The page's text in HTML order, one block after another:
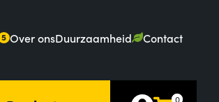
5 Over onsDuurzaamheid Contact
0